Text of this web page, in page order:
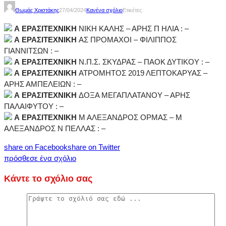
Θωμάς Χριστάκης27/04/2024Κανένα σχόλιοΕτικέτες
Α ΕΡΑΣΙΤΕΧΝΙΚΗ ΝΙΚΗ ΚΑΛΗΣ – ΑΡΗΣ Π ΗΛΙΑ : –
Α ΕΡΑΣΙΤΕΧΝΙΚΗ ΑΣ ΠΡΟΜΑΧΟΙ – ΦΙΛΙΠΠΟΣ
ΓΙΑΝΝΙΤΣΩΝ : –
Α ΕΡΑΣΙΤΕΧΝΙΚΗ Ν.Π.Σ. ΣΚΥΔΡΑΣ – ΠΑΟΚ ΔΥΤΙΚΟΥ : –
Α ΕΡΑΣΙΤΕΧΝΙΚΗ ΑΤΡΟΜΗΤΟΣ 2019 ΛΕΠΤΟΚΑΡΥΑΣ –
ΑΡΗΣ ΑΜΠΕΛΕΙΩΝ : –
Α ΕΡΑΣΙΤΕΧΝΙΚΗ ΔΟΞΑ ΜΕΓΑΠΛΑΤΑΝΟΥ – ΑΡΗΣ
ΠΑΛΑΙΦΥΤΟΥ : –
Α ΕΡΑΣΙΤΕΧΝΙΚΗ Μ ΑΛΕΞΑΝΔΡΟΣ ΟΡΜΑΣ – Μ
ΑΛΕΞΑΝΔΡΟΣ Ν ΠΕΛΛΑΣ : –
share on Facebookshare on Twitter
πρόσθεσε ένα σχόλιο
Κάντε το σχόλιο σας